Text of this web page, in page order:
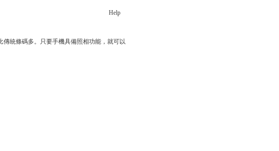
Help
傳統條碼多。只要手機具備照相功能，就可以